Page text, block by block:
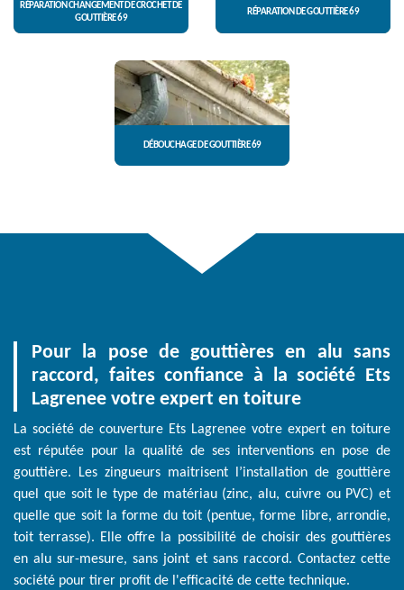
RÉPARATION CHANGEMENT DE CROCHET DE
GOUTTIÈRE 69
RÉPARATION DE GOUTTIÈRE 69
DÉBOUCHAGE DE GOUTTIÈRE 69
Pour la pose de gouttières en alu sans
raccord, faites confiance à la société Ets
Lagrenee votre expert en toiture
La société de couverture Ets Lagrenee votre expert en toiture
est réputée pour la qualité de ses interventions en pose de
gouttière. Les zingueurs maitrisent l’installation de gouttière
quel que soit le type de matériau (zinc, alu, cuivre ou PVC) et
quelle que soit la forme du toit (pentue, forme libre, arrondie,
toit terrasse). Elle offre la possibilité de choisir des gouttières
en alu sur-mesure, sans joint et sans raccord. Contactez cette
société pour tirer profit de l'efficacité de cette technique.